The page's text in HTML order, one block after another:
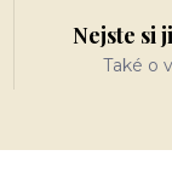
Nejste si
Také o